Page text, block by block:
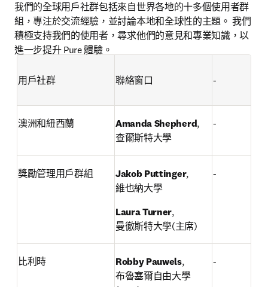
我們的全球用戶社群包括來自世界各地的十多個使用者群
組，專注於交流經驗，並討論本地和全球性的主題。 我們
積極支持我們的使用者，尋求他們的意見和專業知識，以
進一步提升 Pure 體驗。
用戶社群 聯絡窗口 -
澳洲和紐西蘭 Amanda Shepherd,
查爾斯特大學
-
獎勵管理用戶群組 Jakob Puttinger,
維也納大學
Laura Turner,
曼徹斯特大學(主席)
-
比利時 Robby Pauwels,
布魯塞爾自由大學
-